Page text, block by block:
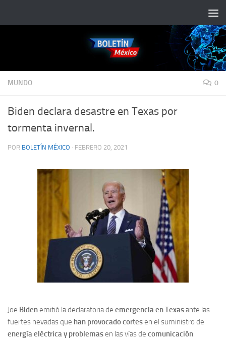
MUNDO 0
Biden declara desastre en Texas por
tormenta invernal.
POR BOLETÍN MÉXICO · FEBRERO 20, 2021
Joe Bidenemitió la declaratoria de emergencia en Texasante las
fuertes nevadas que han provocado cortesen el suministro de
energía eléctrica y problemasen las vías de comunicación.